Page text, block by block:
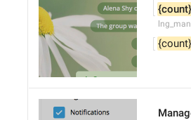
{count}
{count}